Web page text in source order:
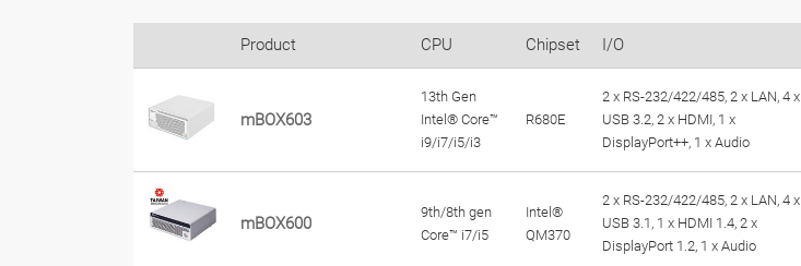
Product CPU Chipset I/O
mBOX603
13th Gen
Intel® Core™
i9/i7/i5/i3
R680E
2 x RS-232/422/485, 2 x LAN, 4 x
USB 3.2, 2 x HDMI, 1 x
DisplayPort++, 1 x Audio
mBOX600
9th/8th gen
Core™ i7/i5
Intel®
QM370
2 x RS-232/422/485, 2 x LAN, 4 x
USB 3.1, 1 x HDMI 1.4, 2 x
DisplayPort 1.2, 1 x Audio